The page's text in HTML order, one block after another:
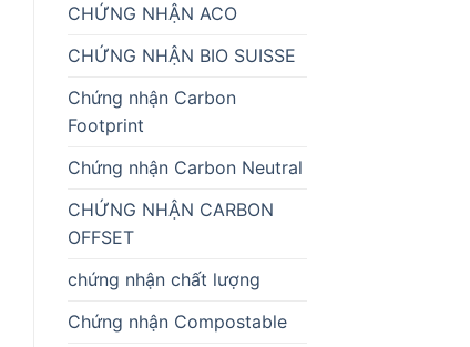
CHỨNG NHẬN ACO
CHỨNG NHẬN BIO SUISSE
Chứng nhận Carbon
Footprint
Chứng nhận Carbon Neutral
CHỨNG NHẬN CARBON
OFFSET
chứng nhận chất lượng
Chứng nhận Compostable